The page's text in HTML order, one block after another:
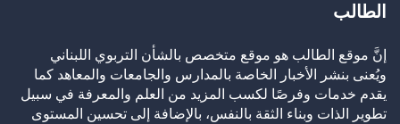
الطالب
إنَّ موقع الطالب هو موقع متخصص بالشأن التربوي اللبناني
ويُعنى بنشر الأخبار الخاصة بالمدارس والجامعات والمعاهد كما
يقدم خدمات وفرصًا لكسب المزيد من العلم والمعرفة في سبيل
تطوير الذات وبناء الثقة بالنفس، بالإضافة إلى تحسين المستوى